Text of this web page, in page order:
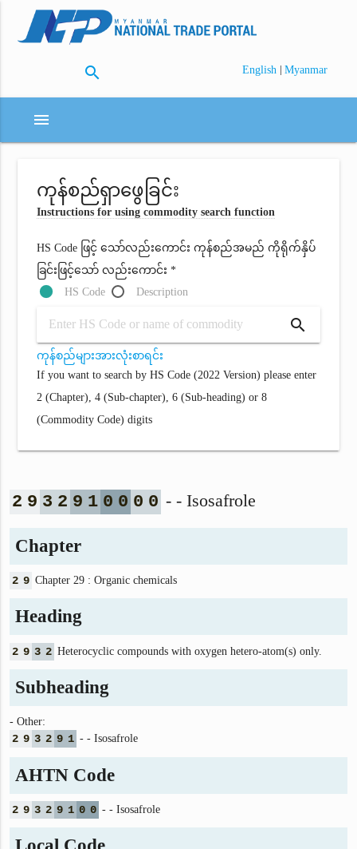
search English | Myanmar
menu
ကုန်စည်ရှာဖွေခြင်း
Instructions for using commodity search function
HS Code ဖြင့် သော်လည်းကောင်း ကုန်စည်အမည် ကိုရိုက်နှိပ်
ခြင်းဖြင့်သော် လည်းကောင်း *
HS Code
Description
search
ကုန်စည်များအားလုံးစာရင်း
If you want to search by HS Code (2022 Version) please enter
2 (Chapter), 4 (Sub-chapter), 6 (Sub-heading) or 8
(Commodity Code) digits
2 9 3 2 9 1 0 0 0 0 - - Isosafrole
Chapter
2 9 Chapter 29 : Organic chemicals
Heading
2 9 3 2 Heterocyclic compounds with oxygen hetero-atom(s) only.
Subheading
- Other:
2 9 3 2 9 1 - - Isosafrole
AHTN Code
2 9 3 2 9 1 0 0 - - Isosafrole